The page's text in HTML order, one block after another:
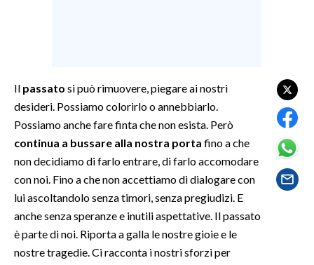
TENNIS
ALTRI SPORT
CULTURA
SALUTE
Il passato si può rimuovere, piegare ai nostri
desideri. Possiamo colorirlo o annebbiarlo.
Possiamo anche fare finta che non esista. Però
continua a bussare alla nostra porta fino a che
non decidiamo di farlo entrare, di farlo accomodare
con noi. Fino a che non accettiamo di dialogare con
lui ascoltandolo senza timori, senza pregiudizi. E
anche senza speranze e inutili aspettative. Il passato
è parte di noi. Riporta a galla le nostre gioie e le
nostre tragedie. Ci racconta i nostri sforzi per